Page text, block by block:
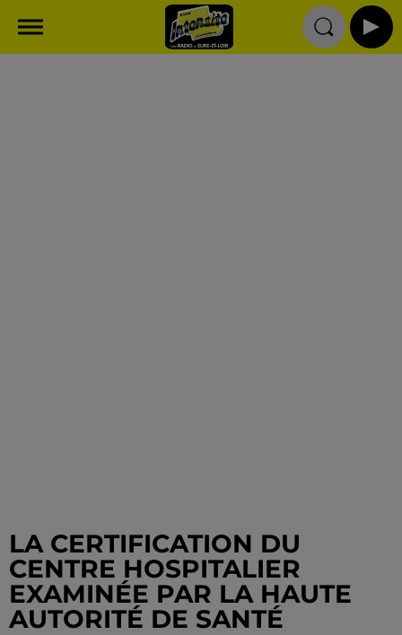
LA CERTIFICATION DU
CENTRE HOSPITALIER
EXAMINÉE PAR LA HAUTE
AUTORITÉ DE SANTÉ